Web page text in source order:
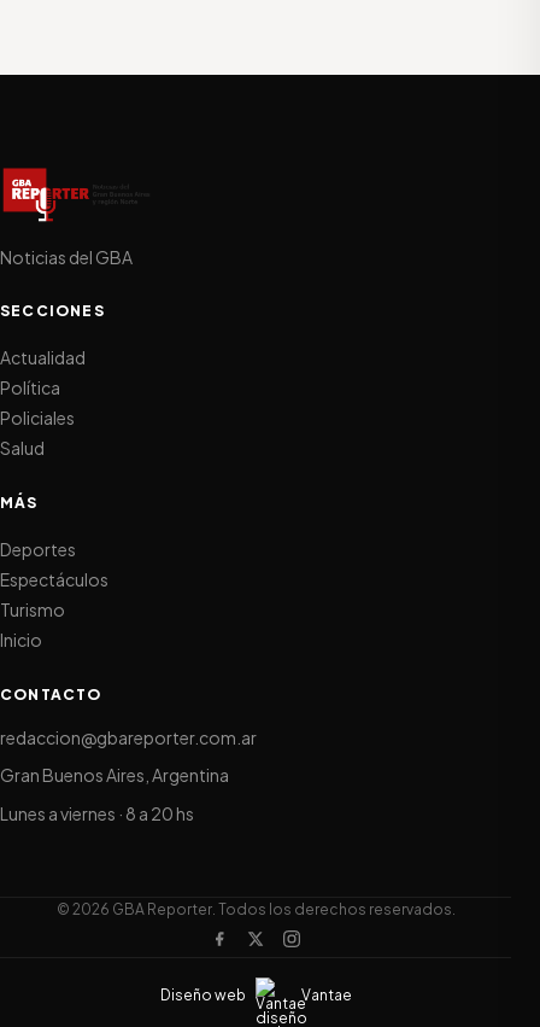
Noticias del GBA
SECCIONES
Actualidad
Política
Policiales
Salud
MÁS
Deportes
Espectáculos
Turismo
Inicio
CONTACTO
redaccion@gbareporter.com.ar
Gran Buenos Aires, Argentina
Lunes a viernes · 8 a 20 hs
© 2026 GBA Reporter. Todos los derechos reservados.
Diseño web Vantae